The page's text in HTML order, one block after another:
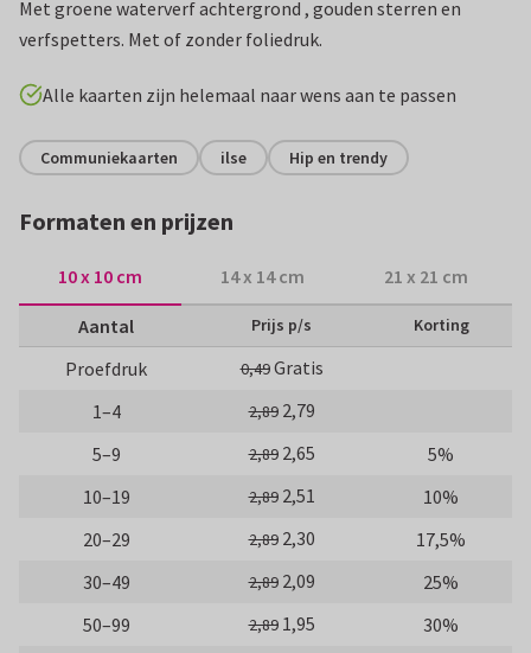
Met groene waterverf achtergrond , gouden sterren en
verfspetters. Met of zonder foliedruk.
Alle kaarten zijn helemaal naar wens aan te passen
Communiekaarten ilse Hip en trendy
Formaten en prijzen
10 x 10 cm 14 x 14 cm 21 x 21 cm
Aantal Prijs p/s Korting
Proefdruk 0,49Gratis
1–4
2,89 2,79
5–9
2,89 2,65
5%
10–19
2,89 2,51
10%
20–29
2,89 2,30
17,5%
30–49
2,89 2,09
25%
50–99
2,89 1,95
30%